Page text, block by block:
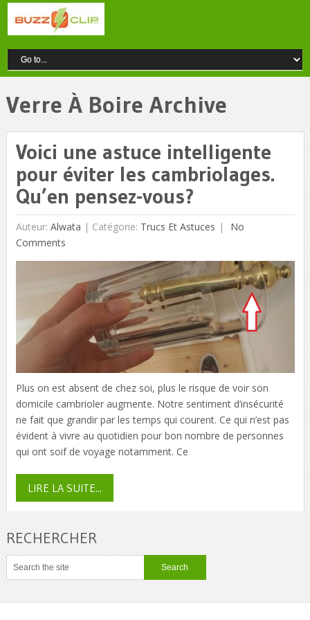
Verre À Boire Archive
Voici une astuce intelligente
pour éviter les cambriolages.
Qu’en pensez-vous?
Auteur: Alwata | Catégorie: Trucs Et Astuces
No
Comments
Plus on est absent de chez soi, plus le risque de voir son
domicile cambrioler augmente. Notre sentiment d’insécurité
ne fait que grandir par les temps qui courent. Ce qui n’est pas
évident à vivre au quotidien pour bon nombre de personnes
qui ont soif de voyage notamment. Ce
LIRE LA SUITE...
RECHERCHER